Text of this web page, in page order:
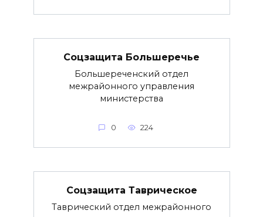
Соцзащита Большеречье
Большереченский отдел
межрайонного управления
министерства
0 224
Соцзащита Таврическое
Таврический отдел межрайонного